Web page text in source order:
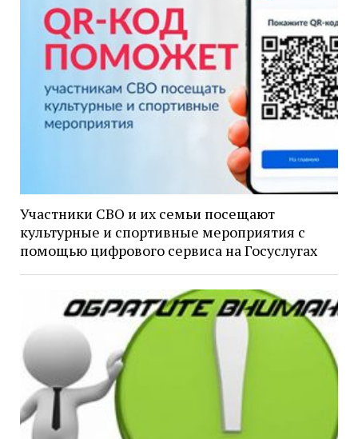
Участники СВО и их семьи посещают
культурные и спортивные мероприятия с
помощью цифрового сервиса на Госуслугах